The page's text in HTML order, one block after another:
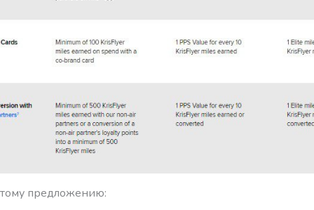
предложению: